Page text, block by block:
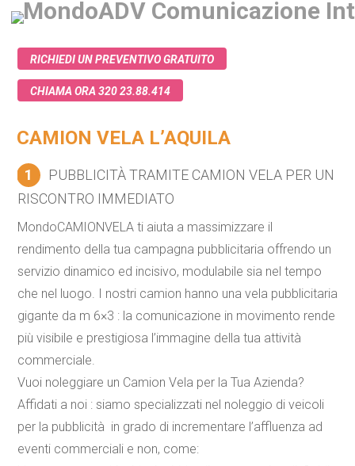
RICHIEDI UN PREVENTIVO GRATUITO
CHIAMA ORA 320 23.88.414
CAMION VELA L’AQUILA
1
PUBBLICITÀ TRAMITE CAMION VELA PER UN
RISCONTRO IMMEDIATO
MondoCAMIONVELA ti aiuta a massimizzare il
rendimento della tua campagna pubblicitaria offrendo un
servizio dinamico ed incisivo, modulabile sia nel tempo
che nel luogo. I nostri camion hanno una vela pubblicitaria
gigante da m 6×3 : la comunicazione in movimento rende
più visibile e prestigiosa l’immagine della tua attività
commerciale.
Vuoi noleggiare un Camion Vela per la Tua Azienda?
Affidati a noi : siamo specializzati nel noleggio di veicoli
per la pubblicità in grado di incrementare l’affluenza ad
eventi commerciali e non, come: